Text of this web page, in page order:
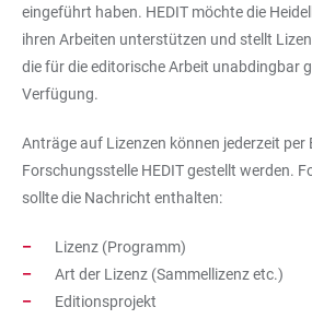
eingeführt haben. HEDIT möchte die
ihren Arbeiten unterstützen und stellt
die für die editorische Arbeit unabdingbar
Verfügung.
Anträge auf Lizenzen können jederzeit per
Forschungsstelle HEDIT gestellt werden.
sollte die Nachricht enthalten:
Lizenz (Programm)
Art der Lizenz (Sammellizenz etc.)
Editionsprojekt